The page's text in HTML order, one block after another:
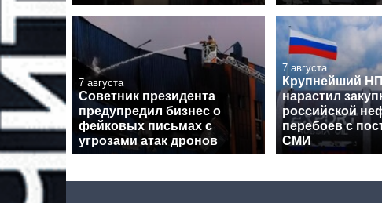
7 августа
Советник президента
предупредил бизнес о
фейковых письмах с
угрозами атак дронов
7 августа
Крупнейший
нарастил
российской
перебоев с
СМИ